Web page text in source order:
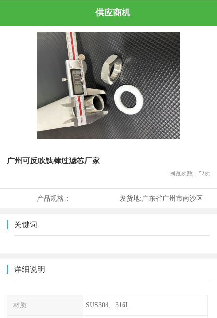
供应商机
广州可反吹钛棒过滤芯厂家
浏览次数： 52次
产品规格： 发货地:广东省广州市南沙区
关键词
详细说明
材质 SUS304、316L